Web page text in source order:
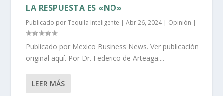
LA RESPUESTA ES «NO»
Publicado porTequila Inteligente |Abr 26, 2024| Opinión |
Publicado por Mexico Business News. Ver publicación
original aquí. Por Dr. Federico de Arteaga....
LEER MÁS